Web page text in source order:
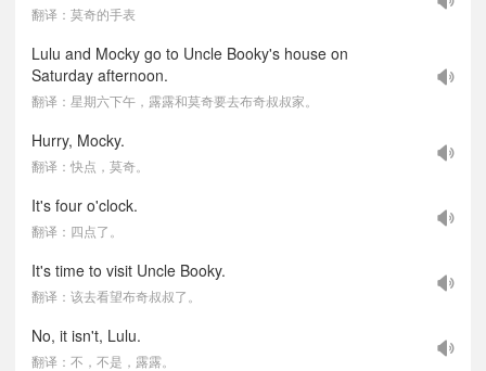
翻译：莫奇的手表
Lulu and Mocky go to Uncle Booky's house on
Saturday afternoon.
翻译：星期六下午，露露和莫奇要去布奇叔叔家。
Hurry, Mocky.
翻译：快点，莫奇。
It's four o'clock.
翻译：四点了。
It's time to visit Uncle Booky.
翻译：该去看望布奇叔叔了。
No, it isn't, Lulu.
翻译：不，不是，露露。